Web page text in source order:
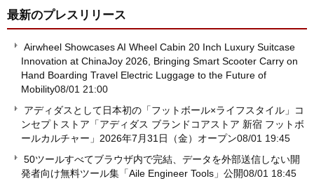
最新のプレスリリース
Airwheel Showcases AI Wheel Cabin 20 Inch Luxury Suitcase
Innovation at ChinaJoy 2026, Bringing Smart Scooter Carry on
Hand Boarding Travel Electric Luggage to the Future of
Mobility08/01 21:00
アディダスとして日本初の「フットボール×ライフスタイル」コ
ンセプトストア「アディダス ブランドコアストア 新宿 フットボ
ールカルチャー」2026年7月31日（金）オープン08/01 19:45
50ツールすべてブラウザ内で完結、データを外部送信しない開
発者向け無料ツール集「Aile Engineer Tools」公開08/01 18:45